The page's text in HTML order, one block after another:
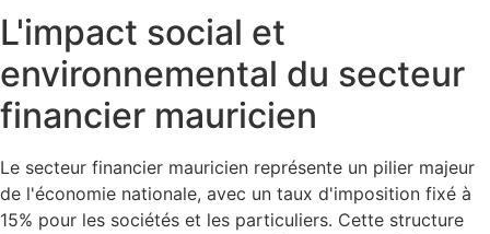
L'impact social et
environnemental du secteur
financier mauricien
Le secteur financier mauricien représente un pilier majeur
de l'économie nationale, avec un taux d'imposition fixé à
15% pour les sociétés et les particuliers. Cette structure